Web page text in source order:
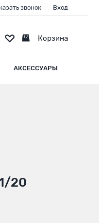
АКСЕССУАРЫ
звонок Вход
Корзина
20